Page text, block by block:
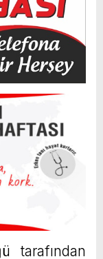
tarafından